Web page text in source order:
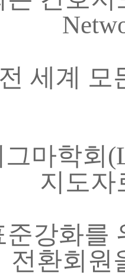
세계
마학회
지도자
준강화를
전환회원